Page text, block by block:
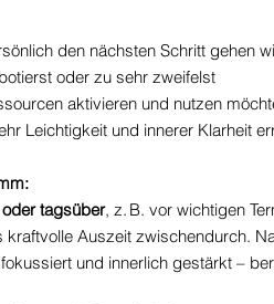
den nächsten Schritt gehen
oder zu sehr zweifelst
aktivieren und nutzen
Leichtigkeit und innerer Klarheit
tagsüber, z. B. vor wichtigen
kraftvolle Auszeit zwischendurch.
und innerlich gestärkt –